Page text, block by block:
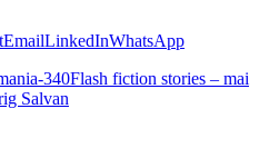
EmailLinkedInWhatsApp
Flash fiction stories – mai
Salvan